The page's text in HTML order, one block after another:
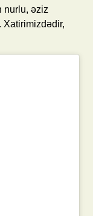
nurlu, əziz
Xatirimizdədir,